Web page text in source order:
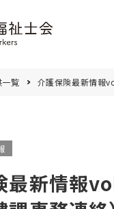
覧 介護保険最新情報
最新情報